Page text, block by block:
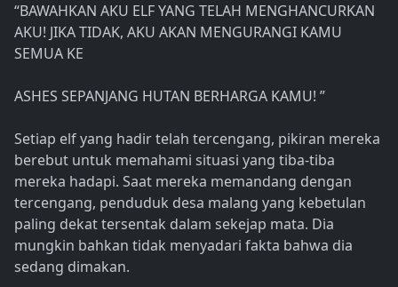
“BAWAHKAN AKU ELF YANG TELAH MENGHANCURKAN
AKU! JIKA TIDAK, AKU AKAN MENGURANGI KAMU
SEMUA KE
ASHES SEPANJANG HUTAN BERHARGA KAMU! ”
Setiap elf yang hadir telah tercengang, pikiran mereka
berebut untuk memahami situasi yang tiba-tiba
mereka hadapi. Saat mereka memandang dengan
tercengang, penduduk desa malang yang kebetulan
paling dekat tersentak dalam sekejap mata. Dia
mungkin bahkan tidak menyadari fakta bahwa dia
sedang dimakan.